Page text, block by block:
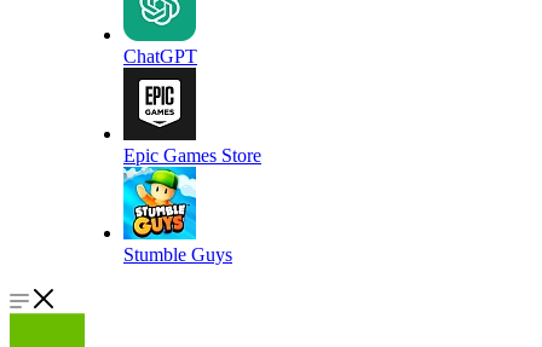
ChatGPT
Epic Games Store
Stumble Guys